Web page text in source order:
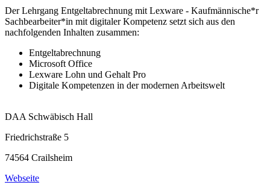
Der Lehrgang Entgeltabrechnung mit Lexware - Kaufmännische*r
Sachbearbeiter*in mit digitaler Kompetenz setzt sich aus den
nachfolgenden Inhalten zusammen:
Entgeltabrechnung
Microsoft Office
Lexware Lohn und Gehalt Pro
Digitale Kompetenzen in der modernen Arbeitswelt
DAA Schwäbisch Hall
Friedrichstraße 5
74564 Crailsheim
Webseite